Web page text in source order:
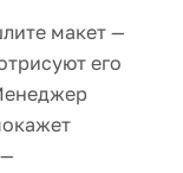
макет —
его